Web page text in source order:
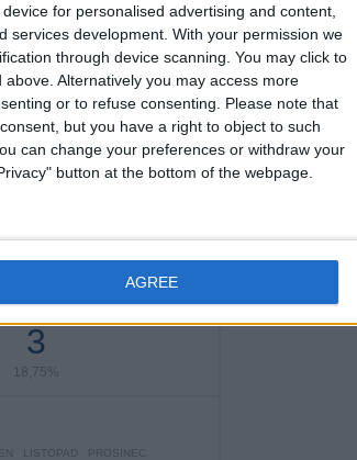
for personalised advertising and content,
services development. With your permission we
through device scanning. You may click to
Alternatively you may access more
or to refuse consenting.
Please note that
but you have a right to object to such
can change your preferences or withdraw your
button at the bottom of the webpage.
AGREE
16 (100%)
NEDĚLE
3
18,75%
LISTOPAD PROSINEC